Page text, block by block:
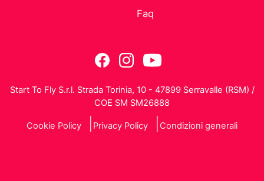
Faq
Start To Fly S.r.l. Strada Torinia, 10 - 47899 Serravalle (RSM) /
COE SM SM26888
Cookie Policy Privacy Policy Condizioni generali